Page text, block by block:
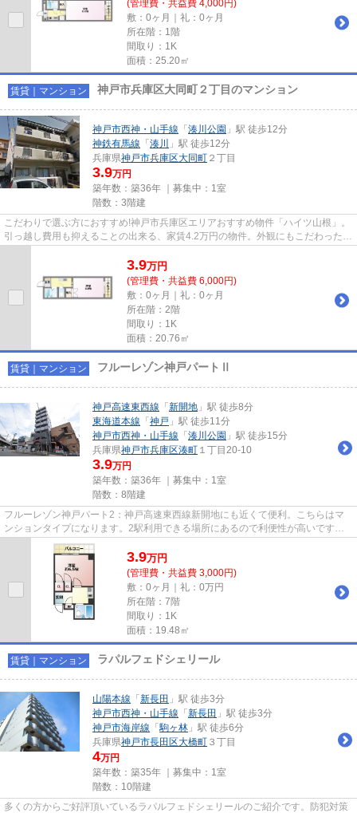
(管理費・共益費 4,000円)
敷：0ヶ月｜礼：0ヶ月
所在階：1階
間取り：1K
面積：25.20㎡
賃貸｜マンション 神戸市兵庫区大同町２丁目のマンション
神戸市西神・山手線 「 湊川公園 」駅 徒歩12分
神鉄有馬線 「 湊川
」駅 徒歩12分
兵庫県神戸市兵庫区大同町 ２丁目
3.9万円
築年数：築36年 ｜募集中： 1室
階数：3階建
こだわりで選ぶ方におすすめ!神戸市兵庫区エリアおすすめ物件「ハイツ山根」。
引っ越し費用も抑えることの出来る、家賃4.2万円の物件。外観にもこだわったお
3.9万円
(管理費・共益費 6,000円)
敷：0ヶ月｜礼：0ヶ月
所在階：2階
間取り：1K
面積：20.76㎡
賃貸｜マンション フルーレゾン神戸パートⅡ
神戸高速東西線 「 新開地 」駅 徒歩8分
東海道本線 「 神戸 」駅 徒歩11分
神戸市西神・山手線 「 湊川公園 」駅 徒歩15分
兵庫県神戸市兵庫区湊町 １丁目20-10
3.9万円
築年数：築36年 ｜募集中： 1室
階数：8階建
フルーレゾン神戸パート2：神戸高速東西線新開地にも近くて便利。こちらはマ
ンションタイプになります。2駅利用できる場所にあるので利便性が高いです。
平坦な場所にあるマンションな...
3.9万円
(管理費・共益費 3,000円)
敷：0ヶ月｜礼：0万円
所在階：7階
間取り：1K
面積：19.48㎡
賃貸｜マンション ラパルフェドシェリール
山陽本線 「 新長田 」駅 徒歩3分
神戸市西神・山手線 「 新長田 」駅 徒歩3分
神戸市海岸線 「駒ヶ林 」駅 徒歩6分
兵庫県神戸市長田区大橋町 ３丁目
4万円
築年数：築35年 ｜募集中： 1室
階数：10階建
多くの方からご好評頂いているラパルフェドシェリールのご紹介です。防犯対策